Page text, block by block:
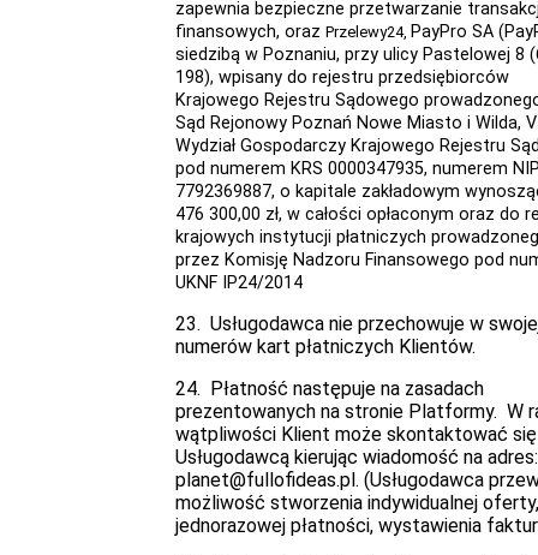
zapewnia bezpieczne przetwarzanie
finansowych, oraz Przelewy24, PayPro SA
siedzibą w Poznaniu, przy ulicy Pastelowej 8
198), wpisany do rejestru przedsiębiorców
Krajowego Rejestru Sądowego
Sąd Rejonowy Poznań Nowe Miasto i Wilda,
Wydział Gospodarczy Krajowego Rejestru
pod numerem KRS 0000347935, numerem
7792369887, o kapitale zakładowym
476 300,00 zł, w całości opłaconym oraz do
krajowych instytucji płatniczych
przez Komisję Nadzoru Finansowego pod
UKNF IP24/2014
23. Usługodawca nie przechowuje w
numerów kart płatniczych Klientów.
24. Płatność następuje na zasadach
prezentowanych na stronie Platformy. W
wątpliwości Klient może skontaktować
Usługodawcą kierując wiadomość na adres:
planet@fullofideas.pl. (Usługodawca
możliwość stworzenia indywidualnej oferty,
jednorazowej płatności, wystawienia